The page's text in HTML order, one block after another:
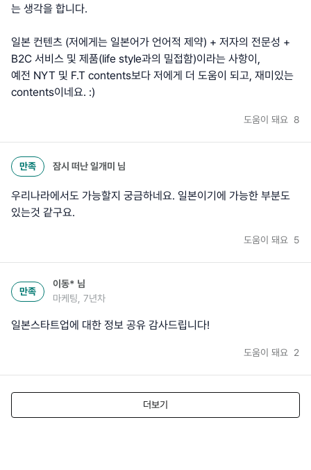
는 생각을 합니다.
일본 컨텐츠 (저에게는 일본어가 언어적 제약) + 저자의 전문성 +
B2C 서비스 및 제품(life style과의 밀접함)이라는 사항이,
예전 NYT 및 F.T contents보다 저에게 더 도움이 되고, 재미있는
contents이네요. :)
도움이 돼요 8
만족 잠시 떠난 일개미 님
우리나라에서도 가능할지 궁금하네요. 일본이기에 가능한 부분도
있는것 같구요.
도움이 돼요 5
만족
이동* 님
마케팅, 7년차
일본스타트업에 대한 정보 공유 감사드립니다!
도움이 돼요 2
더보기